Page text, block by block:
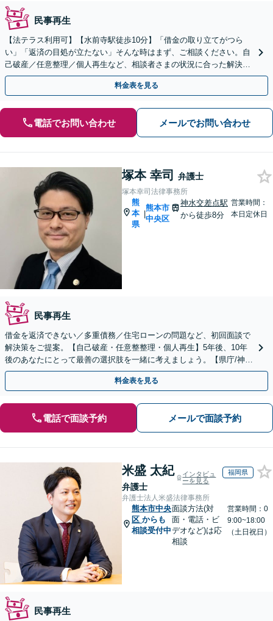
民事再生
【法テラス利用可】【水前寺駅徒歩10分】「借金の取り立てがつら
い」「返済の目処が立たない」そんな時はまず、ご相談ください。自
己破産／任意整理／個人再生など、相談者さまの状況に合った解決方
法をご提案します。【休日・夜間予約相談可】
料金表を見る
電話でお問い合わせ メールでお問い合わせ
塚本 幸司 弁護士
塚本幸司法律事務所
熊
本
県
|
熊本市
中央区
神水交差点駅
から徒歩8分
営業時間：
本日定休日
民事再生
借金を返済できない／多重債務／住宅ローンの問題など、初回面談で
解決策をご提案。【自己破産・任意整整理・個人再生】5年後、10年
後のあなたにとって最善の選択肢を一緒に考えましょう。【県庁/神水
交差点近く】
料金表を見る
電話で面談予約 メールで面談予約
米盛 太紀
弁護士
インタビュ
ーを見る
福岡県
弁護士法人米盛法律事務所
熊本市中央
区 からも
相談受付中
面談方法(対
面・電話・ビ
デオなど)は応
相談
営業時間：0
9:00~18:00
（土日祝日）
民事再生